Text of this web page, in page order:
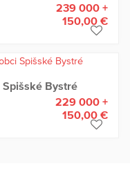
239 000 +
150,00 €
Bystré
229 000 +
150,00 €